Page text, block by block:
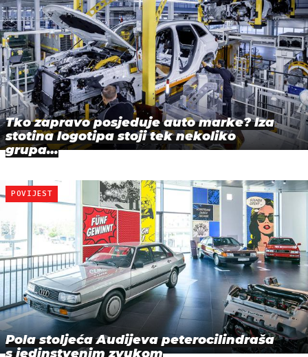
Tko zapravo posjeduje auto marke? Iza
stotina logotipa stoji tek nekoliko
grupa…
POVIJEST
Pola stoljeća Audijeva peterocilindraša
s jedinstvenim zvukom